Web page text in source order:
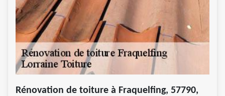
Rénovation de toiture à Fraquelfing, 57790,